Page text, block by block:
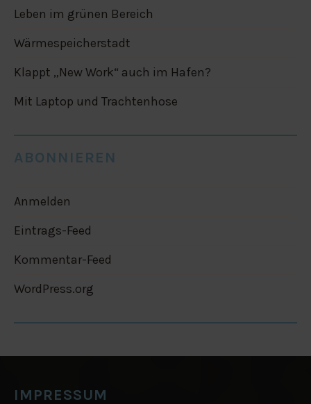
Leben im grünen Bereich
Wärmespeicherstadt
Klappt „New Work“ auch im Hafen?
Mit Laptop und Trachtenhose
ABONNIEREN
Anmelden
Eintrags-Feed
Kommentar-Feed
WordPress.org
IMPRESSUM